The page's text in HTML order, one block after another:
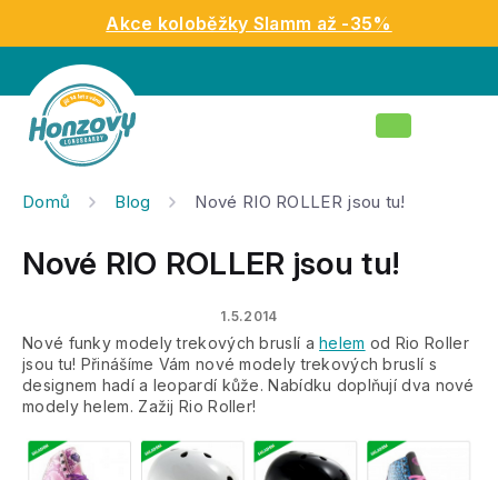
obsah
Akce koloběžky Slamm až -35%
Nákupní
Domů Blog Nové RIO ROLLER jsou tu!
Nové RIO ROLLER jsou tu!
1.5.2014
Nové funky modely trekových bruslí ahelem od Rio Roller
jsou tu! Přinášíme Vám nové modely trekových bruslí s
designem hadí a leopardí kůže. Nabídku doplňují dva nové
modely helem. Zažij Rio Roller!